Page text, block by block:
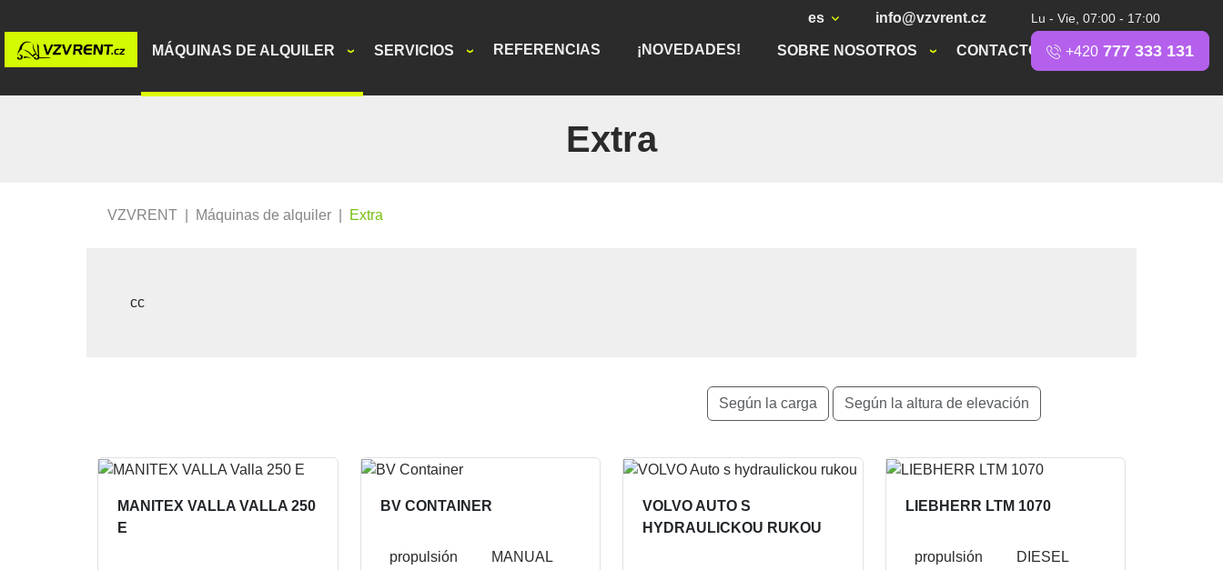
MÁQUINAS DE ALQUILER SERVICIOS REFERENCIAS ¡NOVEDADES! SOBRE NOSOTROS CONTACTO
es info@vzvrent.cz Lu - Vie, 07:00 - 17:00
+420 777 333 131
Extra
VZVRENT Máquinas de alquiler Extra
cc
Según la carga Según la altura de elevación
MANITEX VALLA VALLA 250
E
BV CONTAINER
propulsión
MANUAL
VOLVO AUTO S
HYDRAULICKOU RUKOU
LIEBHERR LTM 1070
propulsión
DIESEL